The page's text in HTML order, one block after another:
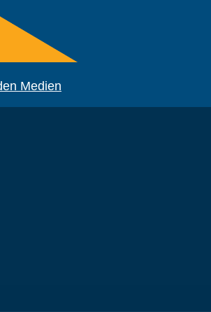
Medien